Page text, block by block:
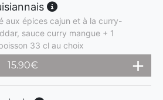
aux épices cajun et à la curry-
sauce curry mangue + 1
33 cl au choix
15.90€